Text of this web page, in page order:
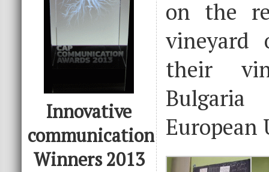
Innovative
communication
Winners 2013
on the
vineyard
their
European